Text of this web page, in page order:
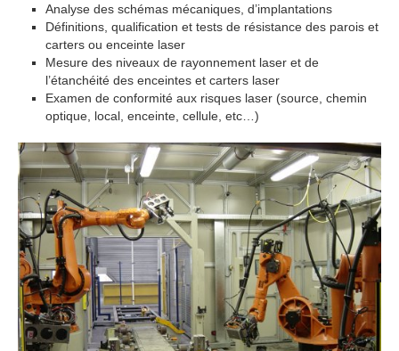
Analyse des schémas mécaniques, d’implantations
Définitions, qualification et tests de résistance des parois et
carters ou enceinte laser
Mesure des niveaux de rayonnement laser et de
l’étanchéité des enceintes et carters laser
Examen de conformité aux risques laser (source, chemin
optique, local, enceinte, cellule, etc…)